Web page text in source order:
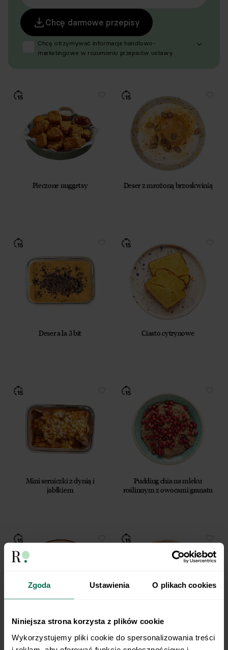
Zgoda Ustawienia O plikach cookies
Niniejsza strona korzysta z plików cookie
Wykorzystujemy pliki cookie do spersonalizowania treści
Chcę darmowe przepisy
Chcę otrzymywać informacje handlowo-
marketingowe w rozumieniu przepisów ustawy
dotyczących oferty Respo Wrzosek Witkowski SK,
Respo Wydawnictwo S.C. oraz RespoMed sp.z o.o.,
TEKA TRADE sp. z o.o. W związku z tym wyrażam
zgodę na przetwarzanie moich danych osobowych
w celu prowadzenia marketingu bezpośredniego
drogą elektroniczną, zgodnie z art. 6 ust. 1 lit a RODO,
a także komunikację/przesyłanie informacji
handlowych drogą elektroniczną, zgodnie z art. 398
ustawy Prawo komunikacji elektronicznej z dnia
prowadzenia marketingu bezpośredniego drogą
Przyjmuję do wiadomości, że przysługuje mi prawo
do wycofania powyższej zgody w każdym czasie.
Zobacz, jak przetwarzamy Twoje dane osobowe.
Zapoznaj się z naszą
Polityką prywatnościRespo
Pieczone nuggetsy Deser z mrożoną brzoskwinią
Deser a la 3 bit Ciasto cytrynowe
Mini serniczki z dynią i
jabłkiem
Pudding chia na mleku
roślinnym z owocami granatu
Pieczone jabłka pod owsianą
kruszonką
orzechami